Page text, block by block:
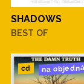
SHADOWS
BEST OF
cd na